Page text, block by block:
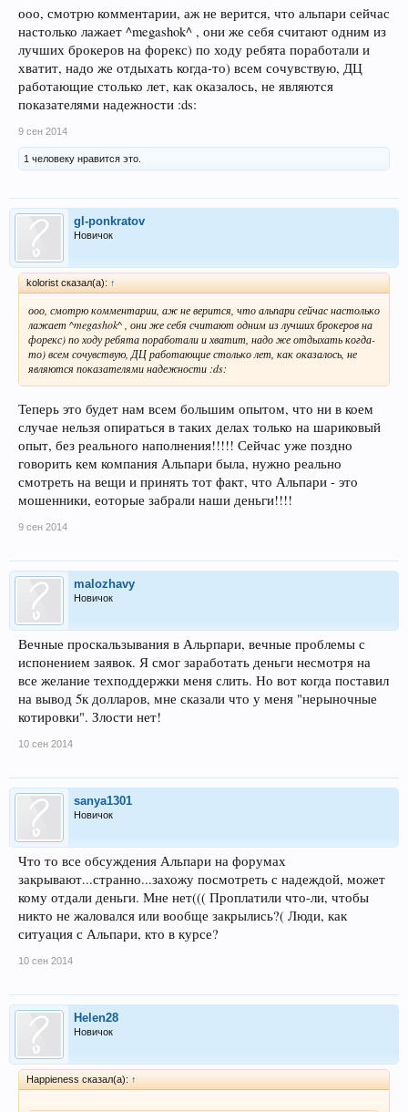
ооо, смотрю комментарии, аж не верится, что альпари сейчас
настолько лажает ^megashok^ , они же себя считают одним из
лучших брокеров на форекс) по ходу ребята поработали и
хватит, надо же отдыхать когда-то) всем сочувствую, ДЦ
работающие столько лет, как оказалось, не являются
показателями надежности :ds:
9 сен 2014
1 человеку нравится это.
gl-ponkratov
Новичок
kolorist сказал(а): ↑
ооо, смотрю комментарии, аж не верится, что альпари сейчас настолько
лажает ^megashok^ , они же себя считают одним из лучших брокеров на
форекс) по ходу ребята поработали и хватит, надо же отдыхать когда-
то) всем сочувствую, ДЦ работающие столько лет, как оказалось, не
являются показателями надежности :ds:
Теперь это будет нам всем большим опытом, что ни в коем
случае нельзя опираться в таких делах только на шариковый
опыт, без реального наполнения!!!!! Сейчас уже поздно
говорить кем компания Альпари была, нужно реально
смотреть на вещи и принять тот факт, что Альпари - это
мошенники, еоторые забрали наши деньги!!!!
9 сен 2014
malozhavy
Новичок
Вечные проскальзывания в Альрпари, вечные проблемы с
испонением заявок. Я смог заработать деньги несмотря на
все желание техподдержки меня слить. Но вот когда поставил
на вывод 5к долларов, мне сказали что у меня "нерыночные
котировки". Злости нет!
10 сен 2014
sanya1301
Новичок
Что то все обсуждения Альпари на форумах
закрывают...странно...захожу посмотреть с надеждой, может
кому отдали деньги. Мне нет((( Проплатили что-ли, чтобы
никто не жаловался или вообще закрылись?( Люди, как
ситуация с Альпари, кто в курсе?
10 сен 2014
Helen28
Новичок
Happieness сказал(а): ↑